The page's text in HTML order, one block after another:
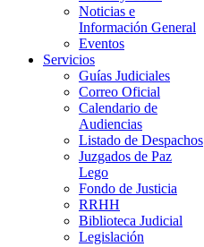
Noticias e
Información General
Eventos
Servicios
Guías Judiciales
Correo Oficial
Calendario de
Audiencias
Listado de Despachos
Juzgados de Paz
Lego
Fondo de Justicia
RRHH
Biblioteca Judicial
Legislación